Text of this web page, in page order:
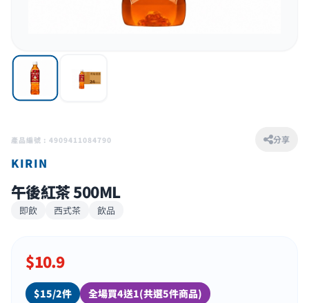
產品編號 : 4909411084790 分享
KIRIN
午後紅茶 500ML
即飲 西式茶 飲品
$10.9
$15/2件 全場買4送1(共選5件商品)